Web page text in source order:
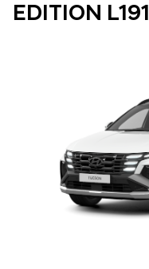
EDITION L191